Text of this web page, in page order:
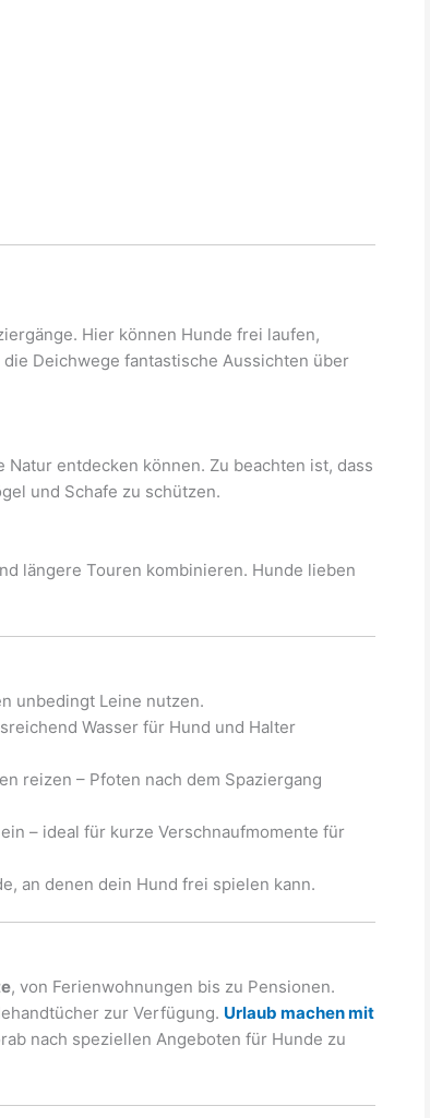
Hier können Hunde frei laufen,
Deichwege fantastische Aussichten über
entdecken können. Zu beachten ist, dass
und Schafe zu schützen.
längere Touren kombinieren. Hunde lieben
unbedingt Leine nutzen.
Wasser für Hund und Halter
reizen – Pfoten nach dem Spaziergang
– ideal für kurze Verschnaufmomente für
an denen dein Hund frei spielen kann.
, von Ferienwohnungen bis zu Pensionen.
zur Verfügung. Urlaub machen mit
nach speziellen Angeboten für Hunde zu